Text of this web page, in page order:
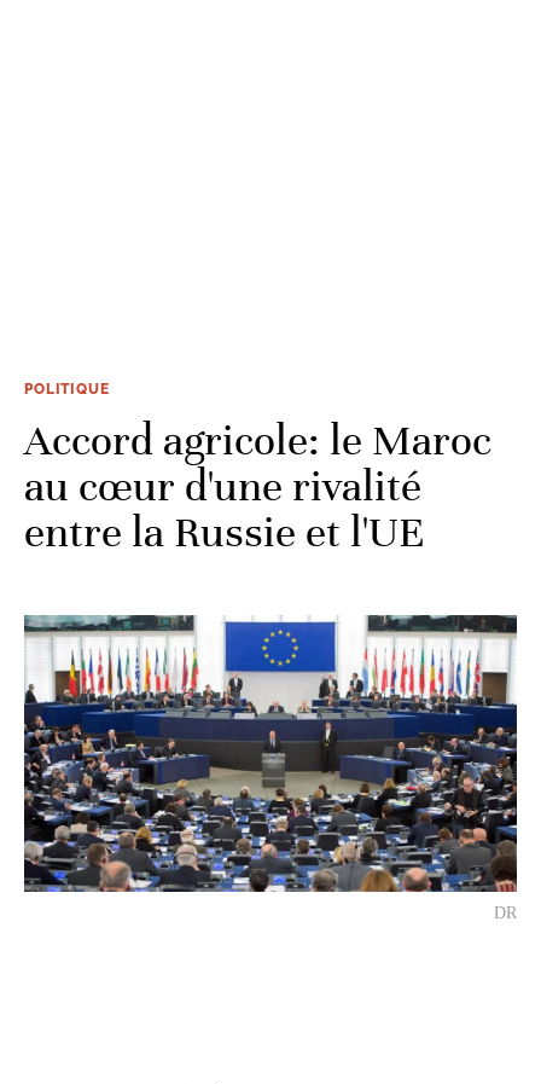
POLITIQUE
Accord agricole: le Maroc
au cœur d'une rivalité
entre la Russie et l'UE
DR